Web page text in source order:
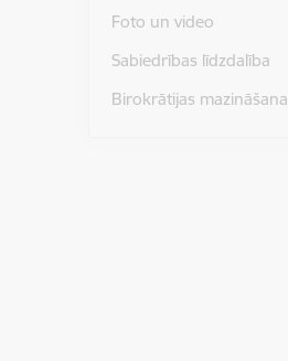
Foto un video
Sabiedrības līdzdalība
Birokrātijas mazināšana